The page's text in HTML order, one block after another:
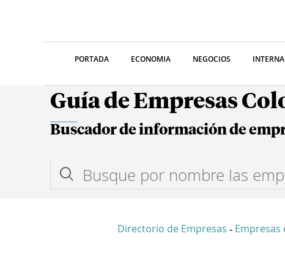
PORTADA ECONOMIA NEGOCIOS
Guía de Empresas
Buscador de información de
Directorio de Empresas - Empresas